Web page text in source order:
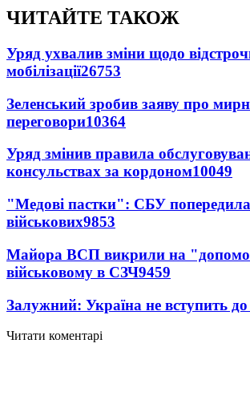
ЧИТАЙТЕ ТАКОЖ
Уряд ухвалив зміни щодо
мобілізації26753
Зеленський зробив заяву про
переговори10364
Уряд змінив правила
консульствах за кордоном10049
"Медові пастки": СБУ попередила
військових9853
Майора ВСП викрили на
військовому в СЗЧ9459
Залужний: Україна не вступить
Читати коментарі